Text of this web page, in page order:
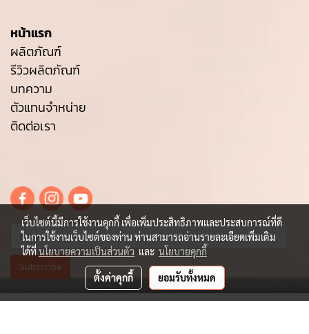
หน้าแรก
ผลิตภัณฑ์
รีวิวผลิตภัณฑ์
บทความ
ตัวแทนจำหน่าย
ติดต่อเรา
Subscribe
เว็บไซต์นี้มีการใช้งานคุกกี้ เพื่อเพิ่มประสิทธิภาพและประสบการณ์ที่ดี
ในการใช้งานเว็บไซต์ของท่าน ท่านสามารถอ่านรายละเอียดเพิ่มเติม
ได้ที่นโยบายความเป็นส่วนตัว และ นโยบายคุกกี้
ตั้งค่าคุกกี้ ยอมรับทั้งหมด